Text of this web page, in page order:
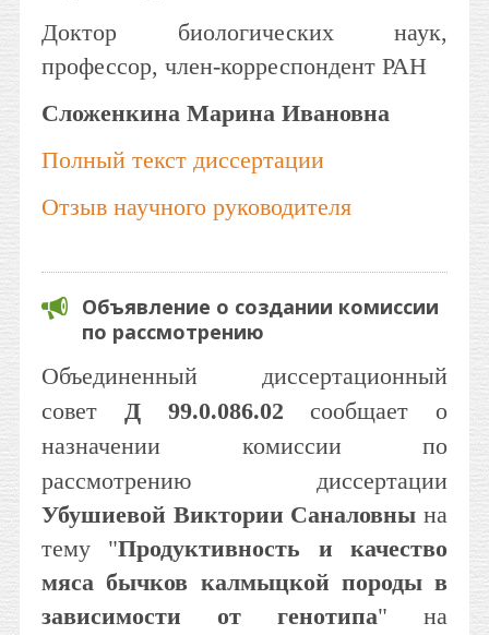
Доктор биологических наук,
профессор, член-корреспондент РАН
Сложенкина Марина Ивановна
Полный текст диссертации
Отзыв научного руководителя
Объявление о создании комиссии
по рассмотрению
Объединенный диссертационный
совет Д 99.0.086.02 сообщает о
назначении комиссии по
рассмотрению диссертации
Убушиевой Виктории Саналовны на
тему "Продуктивность и качество
мяса бычков калмыцкой породы в
зависимости от генотипа" на